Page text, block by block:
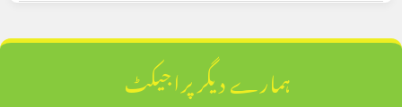
ہمارے دیگر پراجیکٹ